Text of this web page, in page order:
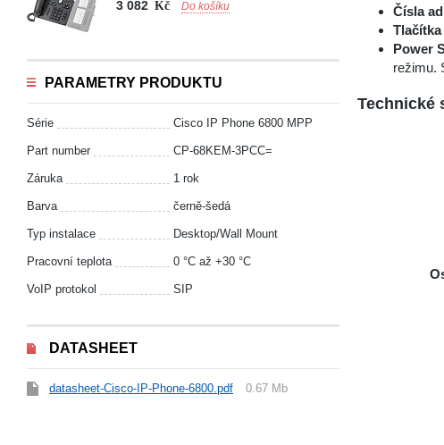
3 082 Kč Do košíku
PARAMETRY PRODUKTU
Série Cisco IP Phone 6800 MPP
Part number CP-68KEM-3PCC=
Záruka 1 rok
Barva černě-šedá
Typ instalace Desktop/Wall Mount
Pracovní teplota 0 °С až +30 °С
VoIP protokol SIP
DATASHEET
datasheet-Cisco-IP-Phone-6800.pdf 0.67 Mb
Čísla
Power
režimu.
Technické